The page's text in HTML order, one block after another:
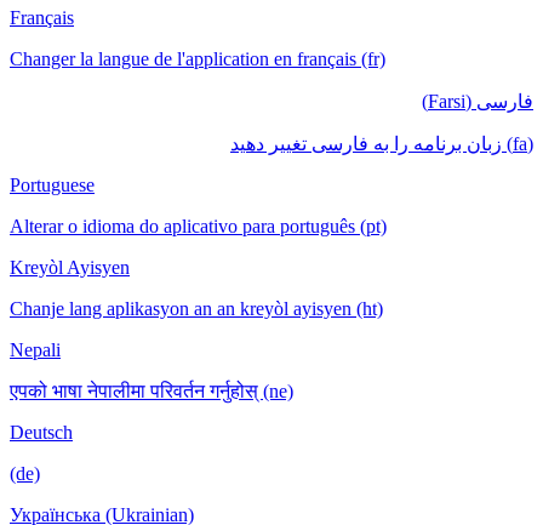
Français
Changer la langue de l'application en français (fr)
فارسی (Farsi)
(fa) زبان برنامه را به فارسی تغییر دهید
Portuguese
Alterar o idioma do aplicativo para português (pt)
Kreyòl Ayisyen
Chanje lang aplikasyon an an kreyòl ayisyen (ht)
Nepali
एपको भाषा नेपालीमा परिवर्तन गर्नुहोस् (ne)
Deutsch
(de)
Українська (Ukrainian)